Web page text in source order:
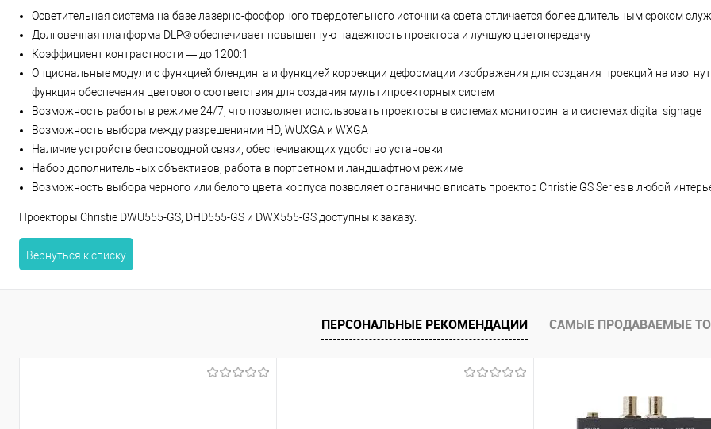
Осветительная система на базе лазерно-фосфорного твердотельного источника света отличается более длительным сроком
Долговечная платформа DLP® обеспечивает повышенную надежность проектора и лучшую цветопередачу
Коэффициент контрастности — до 1200:1
Опциональные модули с функцией блендинга и функцией коррекции деформации изображения для создания проекций на
функция обеспечения цветового соответствия для создания мультипроекторных систем
Возможность работы в режиме 24/7, что позволяет использовать проекторы в системах мониторинга и системах digital signage
Возможность выбора между разрешениями HD, WUXGA и WXGA
Наличие устройств беспроводной связи, обеспечивающих удобство установки
Набор дополнительных объективов, работа в портретном и ландшафтном режиме
Возможность выбора черного или белого цвета корпуса позволяет органично вписать проектор Christie GS Series в любой
Проекторы Christie DWU555-GS, DHD555-GS и DWX555-GS доступны к заказу.
Вернуться к списку
ПЕРСОНАЛЬНЫЕ РЕКОМЕНДАЦИИ САМЫЕ ПРОДАВАЕМЫЕ